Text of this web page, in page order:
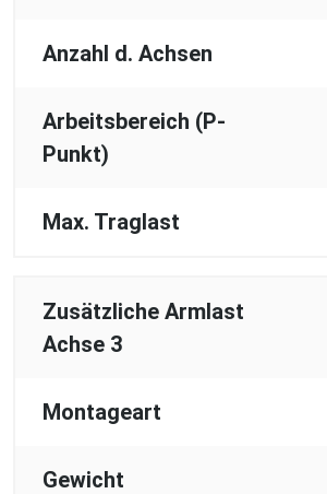
Anzahl d. Achsen
Arbeitsbereich (P-
Punkt)
Max. Traglast
Zusätzliche Armlast
Achse 3
Montageart
Gewicht